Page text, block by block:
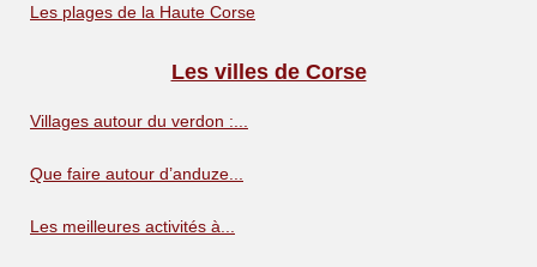
Les plages de la Haute Corse
Les villes de Corse
Villages autour du verdon :...
Que faire autour d’anduze...
Les meilleures activités à...